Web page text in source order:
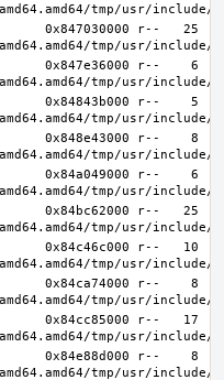
0x847030000 r--   25
0x847e36000 r--    6
0x84843b000 r--    5
0x848e43000 r--    8
0x84a049000 r--    6
0x84bc62000 r--   25
0x84c46c000 r--   10
0x84ca74000 r--    8
0x84cc85000 r--   17
0x84e88d000 r--    8